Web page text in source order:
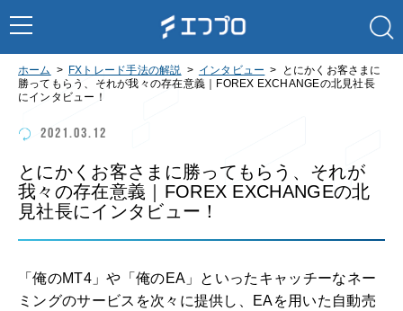
ホーム FXトレード手法の解説 インタビュー
とにかくお客さまに
勝ってもらう、それが我々の存在意義｜FOREX EXCHANGEの北見社長
にインタビュー！
2021.03.12
とにかくお客さまに勝ってもらう、それが
我々の存在意義｜FOREX EXCHANGEの北
見社長にインタビュー！
「俺のMT4」や「俺のEA」といったキャッチーなネー
ミングのサービスを次々に提供し、EAを用いた自動売